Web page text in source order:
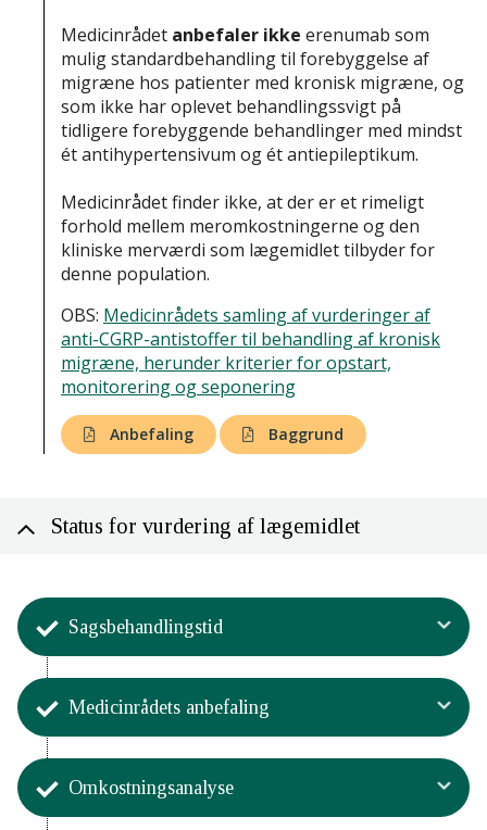
Medicinrådet anbefaler ikke erenumab som
mulig standardbehandling til forebyggelse af
migræne hos patienter med kronisk migræne, og
som ikke har oplevet behandlingssvigt på
tidligere forebyggende behandlinger med mindst
ét antihypertensivum og ét antiepileptikum.
Medicinrådet finder ikke, at der er et rimeligt
forhold mellem meromkostningerne og den
kliniske merværdi som lægemidlet tilbyder for
denne population.
OBS: Medicinrådets samling af vurderinger af
anti-CGRP-antistoffer til behandling af kronisk
migræne, herunder kriterier for opstart,
monitorering og seponering
Anbefaling Baggrund
Status for vurdering af lægemidlet
Sagsbehandlingstid
Aktivitet
Sagsbehandlingstiden og processen
for Medicinrådets vurdering
Medicinrådet modtog den endelige
ansøgning om erenumab fra Novartis
Medicinrådets anbefaling
Aktivitet
Medicinrådet har godkendt
anbefalingen
Omkostningsanalyse